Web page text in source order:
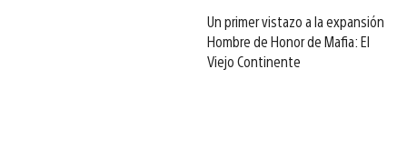
Un primer vistazo a la expansión
Hombre de Honor de Mafia: El
Viejo Continente